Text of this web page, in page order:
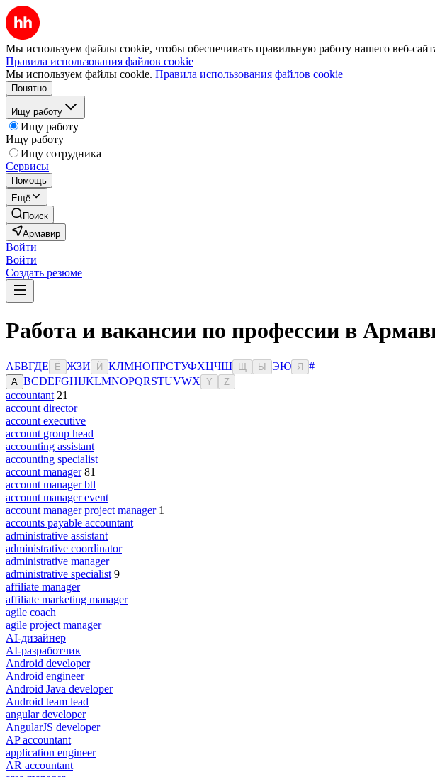
Мы используем файлы cookie, чтобы обеспечивать правильную работу нашего веб-
Правила использования файлов cookie
Мы используем файлы cookie. Правила использования файлов cookie
Понятно
Ищу работу
Ищу работу
Ищу работу
Ищу сотрудника
Сервисы
Помощь
Ещё
Поиск
Армавир
Войти
Войти
Создать резюме
Работа и вакансии по профессии в
АБВГДЕ Ё ЖЗИ Й КЛМНОПРСТУФХЦЧШ Ы ЭЮ Я #
A BCDEFGHIJKLMNOPQRSTUVWX Y Z
accountant 21
account director
account executive
account group head
accounting assistant
accounting specialist
account manager 81
account manager btl
account manager event
account manager project manager 1
accounts payable accountant
administrative assistant
administrative coordinator
administrative manager
administrative specialist 9
affiliate manager
affiliate marketing manager
agile coach
agile project manager
AI-дизайнер
AI-разработчик
Android developer
Android engineer
Android Java developer
Android team lead
angular developer
AngularJS developer
AP accountant
application engineer
AR accountant